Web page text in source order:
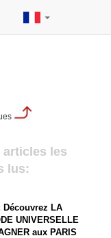
articles les
lus:
Découvrez LA
UNIVERSELLE
aux PARIS